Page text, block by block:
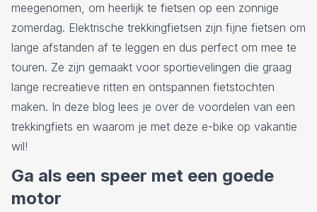
meegenomen, om heerlijk te fietsen op een zonnige
zomerdag. Elektrische trekkingfietsen zijn fijne fietsen om
lange afstanden af te leggen en dus perfect om mee te
touren. Ze zijn gemaakt voor sportievelingen die graag
lange recreatieve ritten en ontspannen fietstochten
maken. In deze blog lees je over de voordelen van een
trekkingfiets en waarom je met deze e-bike op vakantie
wil!
Ga als een speer met een goede
motor